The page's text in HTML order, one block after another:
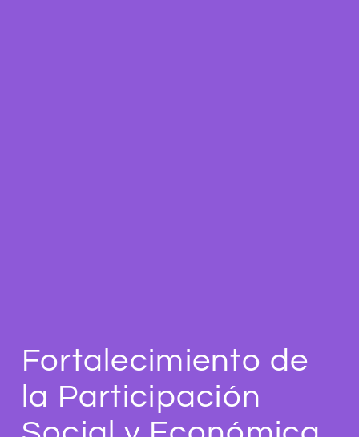
Fortalecimiento de
la Participación